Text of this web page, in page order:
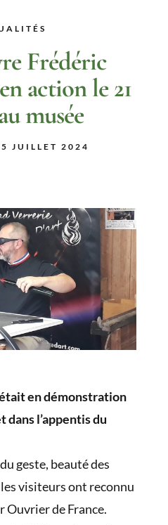
Frédéric
action le 21
musée
JUILLET 2024
en démonstration
l’appentis du
geste, beauté des
visiteurs ont reconnu
Ouvrier de France.